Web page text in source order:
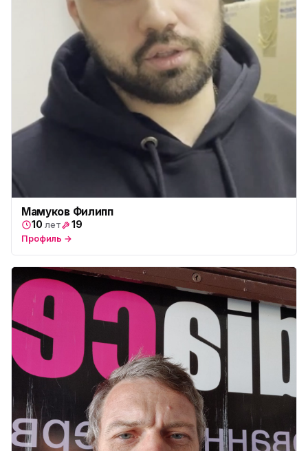
Мамуков Филипп
10 лет 19
Профиль →